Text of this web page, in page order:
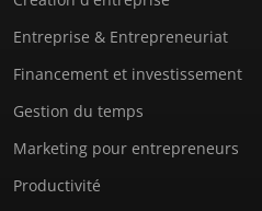
Entreprise & Entrepreneuriat
Financement et investissement
Gestion du temps
Marketing pour entrepreneurs
Productivité